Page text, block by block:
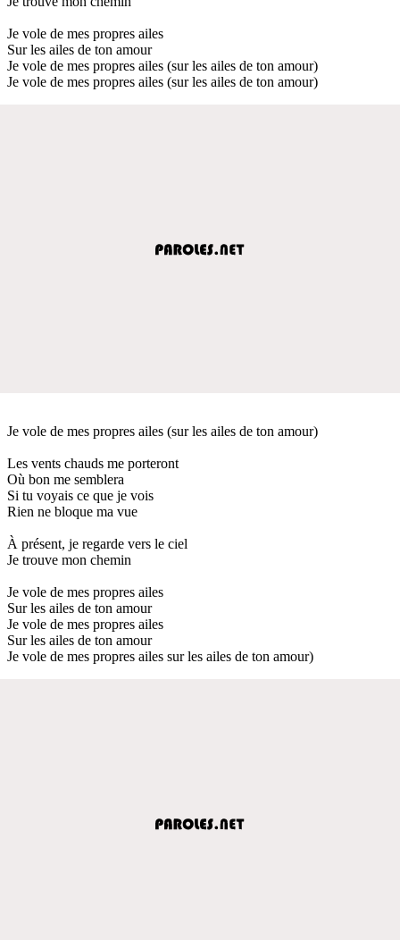
Je vole de mes propres ailes
Sur les ailes de ton amour
Je vole de mes propres ailes (sur les ailes de ton amour)
Je vole de mes propres ailes (sur les ailes de ton amour)
Je vole de mes propres ailes (sur les ailes de ton amour)
Les vents chauds me porteront
Où bon me semblera
Si tu voyais ce que je vois
Rien ne bloque ma vue
À présent, je regarde vers le ciel
Je trouve mon chemin
Je vole de mes propres ailes
Sur les ailes de ton amour
Je vole de mes propres ailes
Sur les ailes de ton amour
Je vole de mes propres ailes sur les ailes de ton amour)